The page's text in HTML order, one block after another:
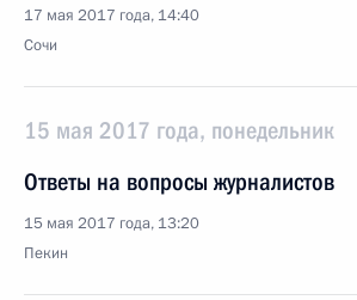
17 мая 2017 года, 14:40
Сочи
15 мая 2017 года, понедельник
Ответы на вопросы журналистов
15 мая 2017 года, 13:20
Пекин